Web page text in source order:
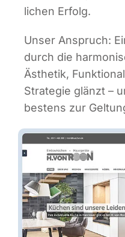
li­chen Erfolg.
Unser Anspruch:
durch die
Ästhe­tik,
Stra­te­gie glänzt –
bes­tens zur